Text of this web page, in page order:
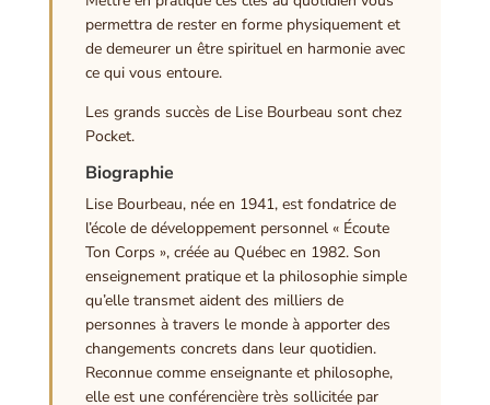
permettra de rester en forme physiquement et
de demeurer un être spirituel en harmonie avec
ce qui vous entoure.
Les grands succès de Lise Bourbeau sont chez
Pocket.
Biographie
Lise Bourbeau, née en 1941, est fondatrice de
l’école de développement personnel « Écoute
Ton Corps », créée au Québec en 1982. Son
enseignement pratique et la philosophie simple
qu’elle transmet aident des milliers de
personnes à travers le monde à apporter des
changements concrets dans leur quotidien.
Reconnue comme enseignante et philosophe,
elle est une conférencière très sollicitée par